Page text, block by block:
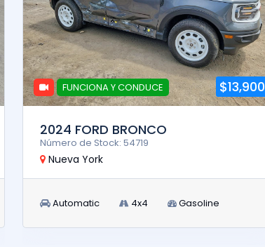
FUNCIONA Y CONDUCE $13,900
2024 FORD BRONCO
Número de Stock: 54719
Nueva York
Automatic 4x4 Gasoline